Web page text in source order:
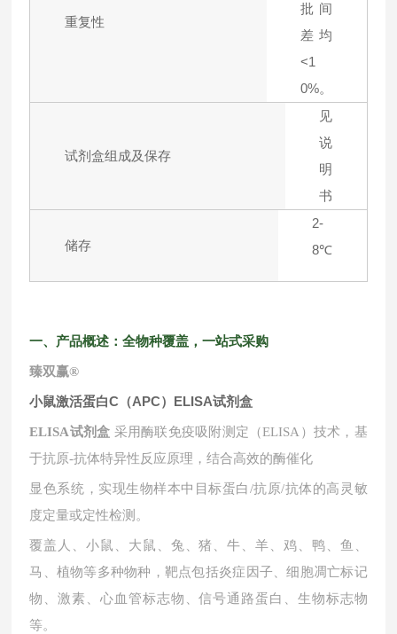
重复性
批间
差均
<1
0%。
试剂盒组成及保存
见
说
明
书
储存
2-
8℃
一、产品概述：全物种覆盖，一站式采购
臻双赢®
小鼠激活蛋白C（APC）ELISA试剂盒
ELISA试剂盒 采用酶联免疫吸附测定（ELISA）技术，基
于抗原-抗体特异性反应原理，结合高效的酶催化
显色系统，实现生物样本中目标蛋白/抗原/抗体的高灵敏
度定量或定性检测。
覆盖人、小鼠、大鼠、兔、猪、牛、羊、鸡、鸭、鱼、
马、植物等多种物种，靶点包括炎症因子、细胞凋亡标记
物、激素、心血管标志物、信号通路蛋白、生物标志物
等。